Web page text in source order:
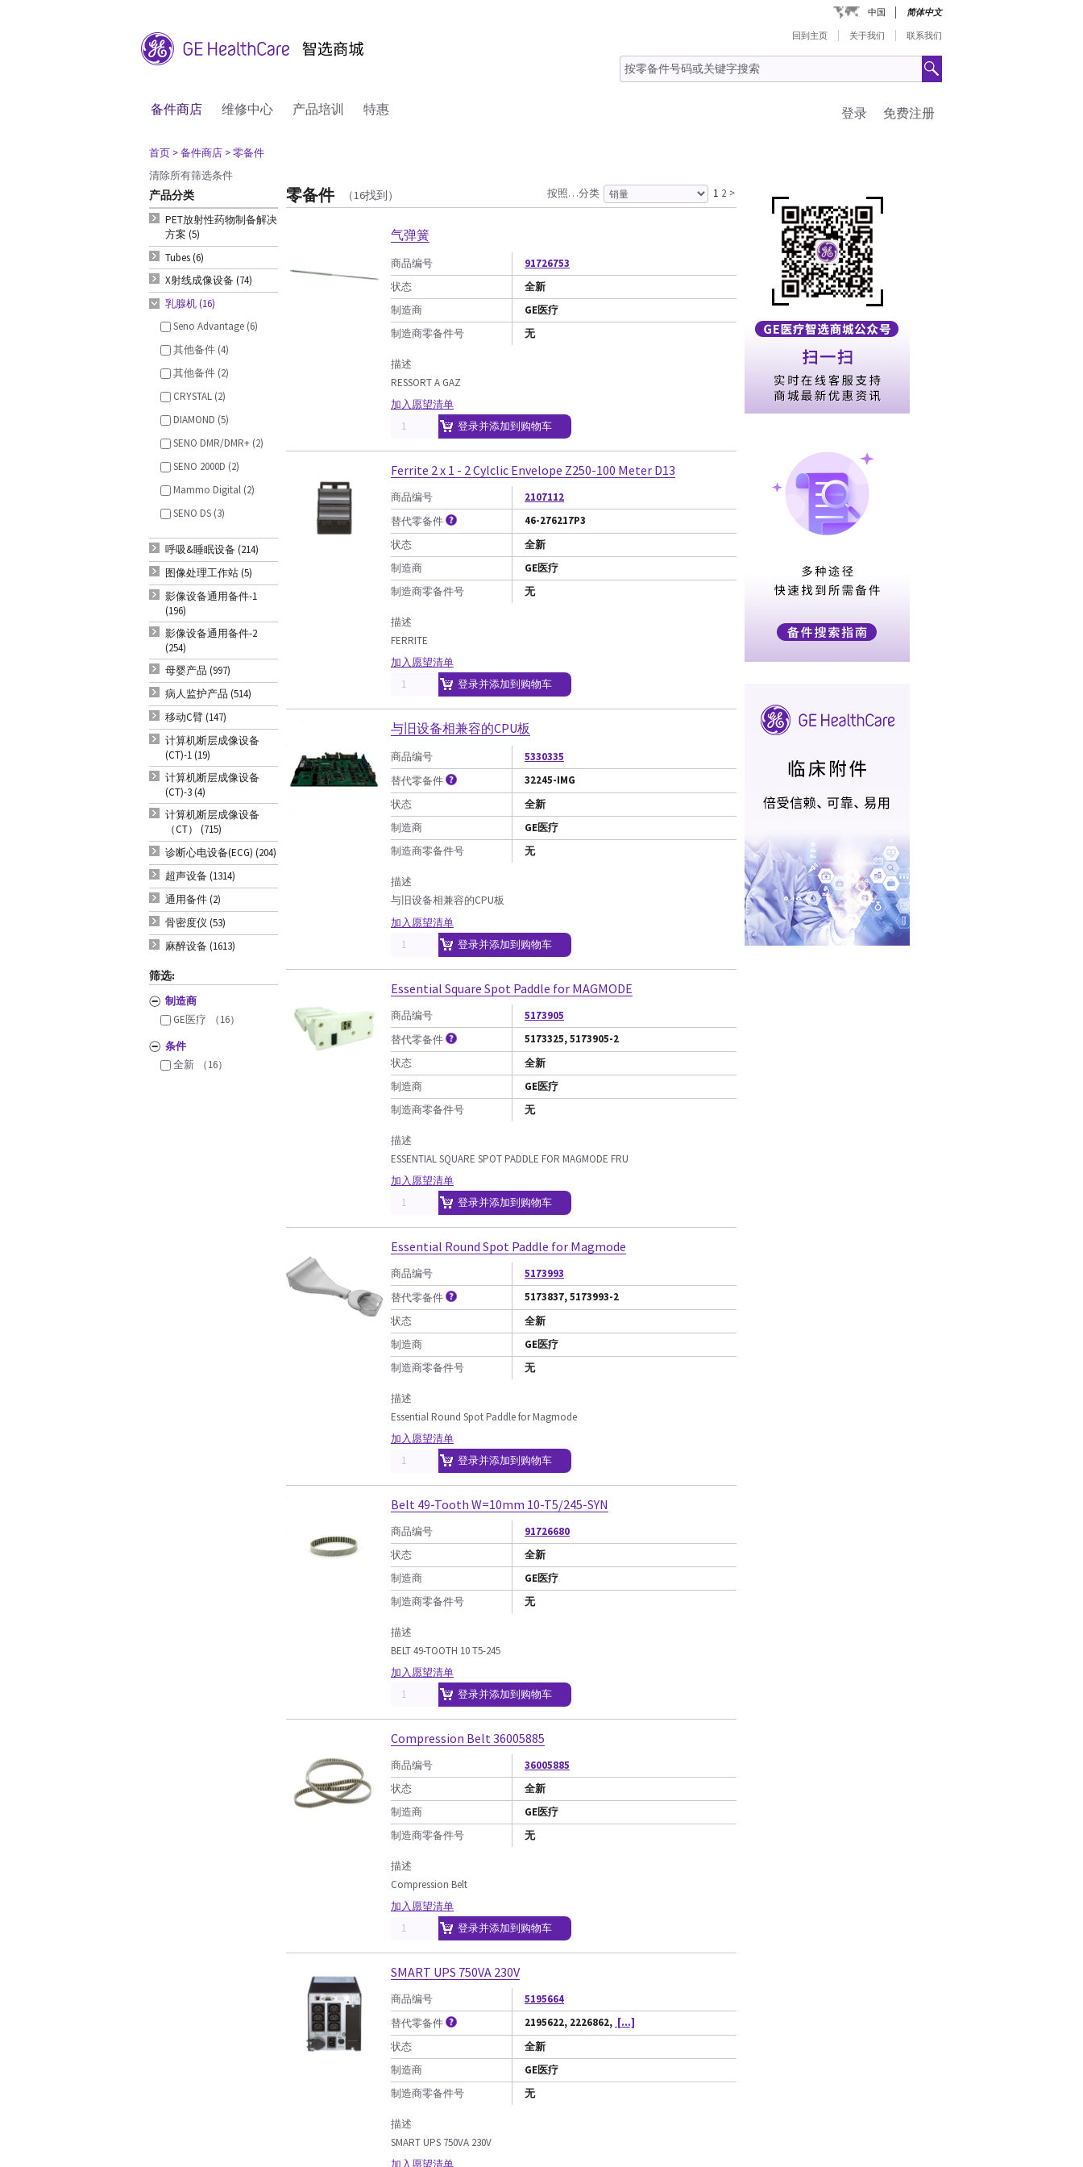
中国 简体中文
回到主页 关于我们 联系我们
备件商店 维修中心 产品培训 特惠 免费注册
登录
首页 > 备件商店 > 零备件
清除所有筛选条件
产品分类
PET放射性药物制备解决
方案 (5)
Tubes (6)
X射线成像设备 (74)
乳腺机 (16)
Seno Advantage (6)
其他备件 (4)
其他备件 (2)
CRYSTAL (2)
DIAMOND (5)
SENO DMR/DMR+ (2)
SENO 2000D (2)
Mammo Digital (2)
SENO DS (3)
呼吸&睡眠设备 (214)
图像处理工作站 (5)
影像设备通用备件-1
(196)
影像设备通用备件-2
(254)
母婴产品 (997)
病人监护产品 (514)
移动C臂 (147)
计算机断层成像设备
(CT)-1 (19)
计算机断层成像设备
(CT)-3 (4)
计算机断层成像设备
（CT） (715)
诊断心电设备(ECG) (204)
超声设备 (1314)
通用备件 (2)
骨密度仪 (53)
麻醉设备 (1613)
筛选:
制造商
GE医疗
（16）
条件
全新
（16）
零备件 （16找到） 按照…分类 1 2 >
气弹簧
商品编号
91726753
状态
全新
制造商
GE医疗
制造商零备件号
无
描述
RESSORT A GAZ
加入愿望清单
登录并添加到购物车
Ferrite 2 x 1 - 2 Cylclic Envelope Z250-100 Meter D13
商品编号
2107112
替代零备件
46-276217P3
状态
全新
制造商
GE医疗
制造商零备件号
无
描述
FERRITE
加入愿望清单
登录并添加到购物车
与旧设备相兼容的CPU板
商品编号
5330335
替代零备件
32245-IMG
状态
全新
制造商
GE医疗
制造商零备件号
无
描述
与旧设备相兼容的CPU板
加入愿望清单
登录并添加到购物车
Essential Square Spot Paddle for MAGMODE
商品编号
5173905
替代零备件
5173325, 5173905-2
状态
全新
制造商
GE医疗
制造商零备件号
无
描述
ESSENTIAL SQUARE SPOT PADDLE FOR MAGMODE FRU
加入愿望清单
登录并添加到购物车
Essential Round Spot Paddle for Magmode
商品编号
5173993
替代零备件
5173837, 5173993-2
状态
全新
制造商
GE医疗
制造商零备件号
无
描述
Essential Round Spot Paddle for Magmode
加入愿望清单
登录并添加到购物车
Belt 49-Tooth W=10mm 10-T5/245-SYN
商品编号
91726680
状态
全新
制造商
GE医疗
制造商零备件号
无
描述
BELT 49-TOOTH 10 T5-245
加入愿望清单
登录并添加到购物车
Compression Belt 36005885
商品编号
36005885
状态
全新
制造商
GE医疗
制造商零备件号
无
描述
Compression Belt
加入愿望清单
登录并添加到购物车
SMART UPS 750VA 230V
商品编号
5195664
替代零备件
2195622, 2226862, [...]
状态
全新
制造商
GE医疗
制造商零备件号
无
描述
SMART UPS 750VA 230V
加入愿望清单